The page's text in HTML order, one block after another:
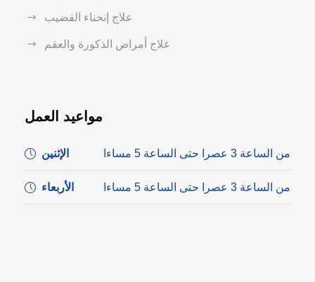
علاج إنحناء القضيب
علاج أمراض الذكورة والعقم
مواعيد العمل
الإثنين من الساعة 3 عصرا حتى الساعة 5 مساءا
الأربعاء من الساعة 3 عصرا حتى الساعة 5 مساءا